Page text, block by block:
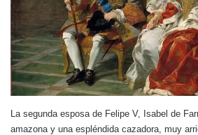
La segunda esposa de Felipe V, Isabel de
amazona y una espléndida cazadora, muy